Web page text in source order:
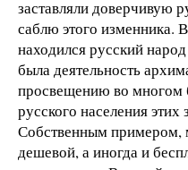
заставляли доверчивую
саблю этого изменника.
находился русский
была деятельность
просвещению во многом
русского населения
Собственным примером,
дешевой, а иногда и